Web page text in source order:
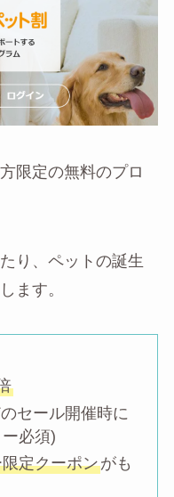
限定の無料のプロ
り、ペットの誕生
ます。
セール開催時に
必須)
定クーポンがも